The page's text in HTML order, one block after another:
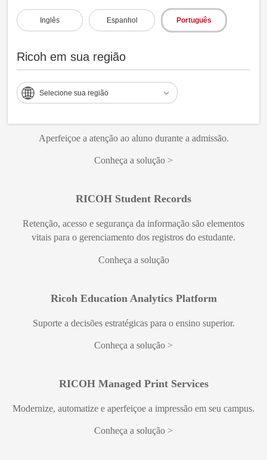
Inglês Espanhol Português
Ricoh em sua região
Selecione sua região
RICOH New Virtual School
Incremente a colaboração e produtividade no ensino.
Aperfeiçoe a atenção ao aluno durante a admissão.
Conheça a solução
RICOH Student Records
Retenção, acesso e segurança da informação são elementos
vitais para o gerenciamento dos registros do estudante.
Conheça a solução
Ricoh Education Analytics Platform
Suporte a decisões estratégicas para o ensino superior.
Conheça a solução
RICOH Managed Print Services
Modernize, automatize e aperfeiçoe a impressão em seu campus.
Conheça a solução